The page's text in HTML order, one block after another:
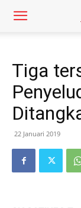
Tiga
22 Januari 2019